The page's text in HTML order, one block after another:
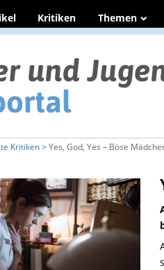
Kritiken Themen
Kritiken> Yes, God, Yes – Böse